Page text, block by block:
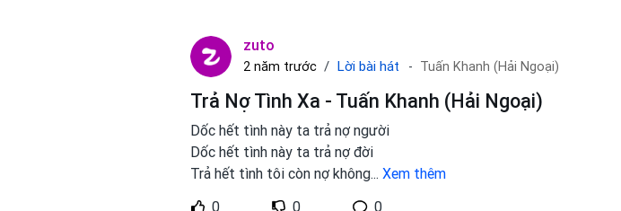
zuto
2 năm trước Lời bài hát Tuấn Khanh (Hải Ngoại)
Trả Nợ Tình Xa - Tuấn Khanh (Hải Ngoại)
Dốc hết tình này ta trả nợ người
Dốc hết tình này ta trả nợ đời
Trả hết tình tôi còn nợ không... Xem thêm
0
0 0